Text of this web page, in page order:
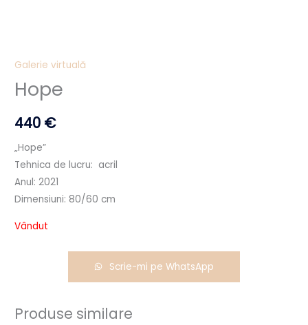
Galerie virtuală
Hope
440 €
„Hope”
Tehnica de lucru: acril
Anul: 2021
Dimensiuni: 80/60 cm
Vândut
Scrie-mi pe WhatsApp
Produse similare